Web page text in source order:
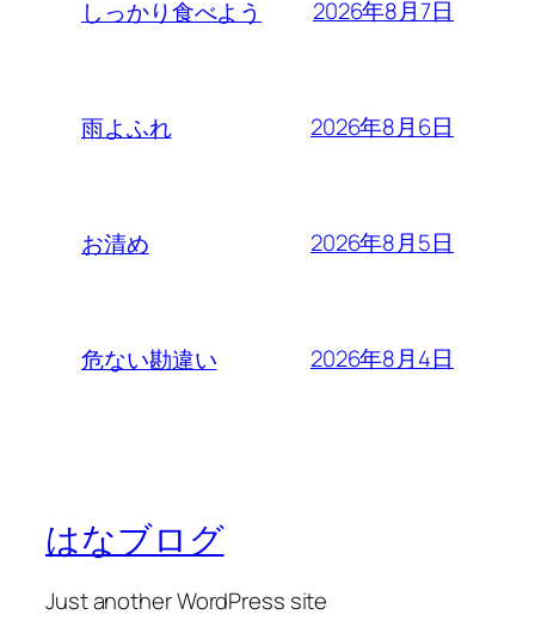
しっかり食べよう 2026年8月7日
雨よふれ 2026年8月6日
お清め 2026年8月5日
危ない勘違い 2026年8月4日
はなブログ
Just another WordPress site